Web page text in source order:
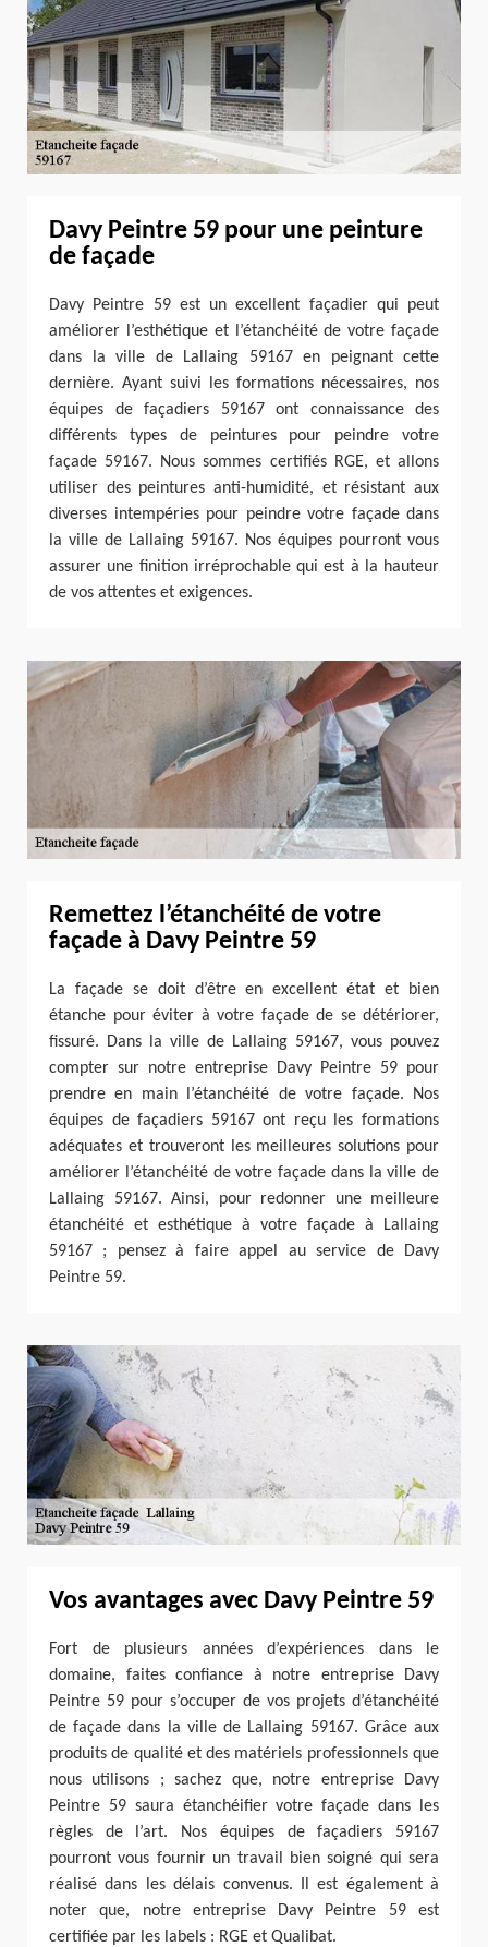
Davy Peintre 59 pour une peinture
de façade
Davy Peintre 59 est un excellent façadier qui peut
améliorer l’esthétique et l’étanchéité de votre façade
dans la ville de Lallaing 59167 en peignant cette
dernière. Ayant suivi les formations nécessaires, nos
équipes de façadiers 59167 ont connaissance des
différents types de peintures pour peindre votre
façade 59167. Nous sommes certifiés RGE, et allons
utiliser des peintures anti-humidité, et résistant aux
diverses intempéries pour peindre votre façade dans
la ville de Lallaing 59167. Nos équipes pourront vous
assurer une finition irréprochable qui est à la hauteur
de vos attentes et exigences.
Remettez l’étanchéité de votre
façade à Davy Peintre 59
La façade se doit d’être en excellent état et bien
étanche pour éviter à votre façade de se détériorer,
fissuré. Dans la ville de Lallaing 59167, vous pouvez
compter sur notre entreprise Davy Peintre 59 pour
prendre en main l’étanchéité de votre façade. Nos
équipes de façadiers 59167 ont reçu les formations
adéquates et trouveront les meilleures solutions pour
améliorer l’étanchéité de votre façade dans la ville de
Lallaing 59167. Ainsi, pour redonner une meilleure
étanchéité et esthétique à votre façade à Lallaing
59167 ; pensez à faire appel au service de Davy
Peintre 59.
Vos avantages avec Davy Peintre 59
Fort de plusieurs années d’expériences dans le
domaine, faites confiance à notre entreprise Davy
Peintre 59 pour s’occuper de vos projets d’étanchéité
de façade dans la ville de Lallaing 59167. Grâce aux
produits de qualité et des matériels professionnels que
nous utilisons ; sachez que, notre entreprise Davy
Peintre 59 saura étanchéifier votre façade dans les
règles de l’art. Nos équipes de façadiers 59167
pourront vous fournir un travail bien soigné qui sera
réalisé dans les délais convenus. Il est également à
noter que, notre entreprise Davy Peintre 59 est
certifiée par les labels : RGE et Qualibat.